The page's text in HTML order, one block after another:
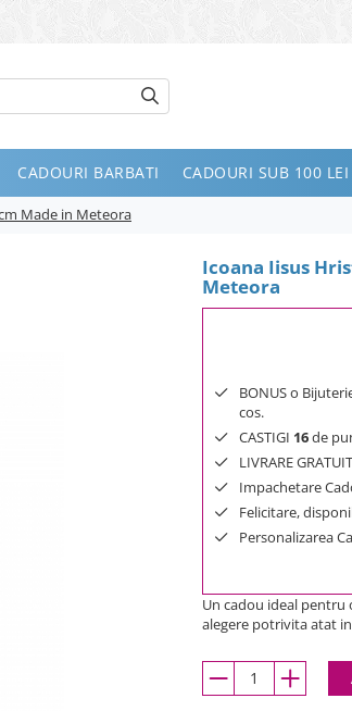
CADOURI BARBATI CADOURI SUB 100 LEI
Made in Meteora
Icoana Iisus
Meteora
BONUS o
cos.
CASTIGI 16de
LIVRARE
Impachetare
Felicitare,
Personalizarea
Un cadou ideal pentru
alegere potrivita atat